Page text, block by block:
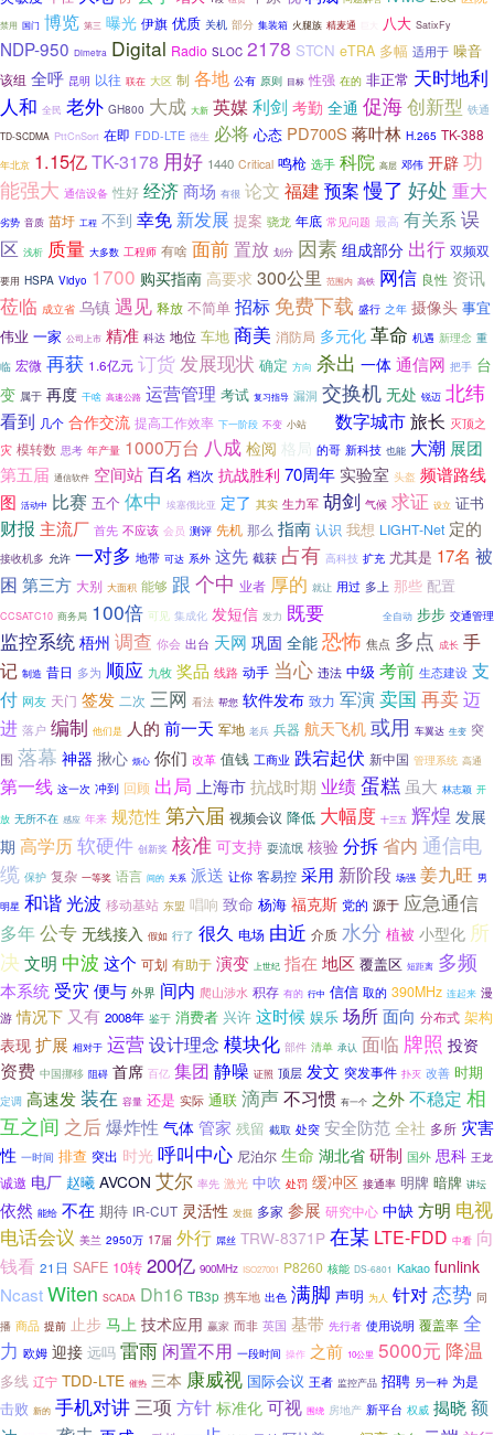
禁用 国门 博览 第三 曝光 伊旗 优质 关机 部分 集装箱 火腿族 精麦通 八大 SatixFy
NDP-950 Dimetra Digital Radio SLOC 2178 STCN eTRA 多幅 适用于 噪音
该组 全呼 昆明 以往 联在 大区 制 各地 公有 原则 目标 性强 在的 非正常 天时地利
人和 全民 老外 GH800 大成 大新 英媒利剑 考勤 全通 促海创新型 铁通
TD-SCDMA PttCnSort 在即 FDD-LTE 德生 必将 心态 PD700S 蒋叶林 H.265 TK-388
年北京 1.15亿TK-3178 用好 1440 Critical 鸣枪 选手 科院 高层 邓伟 开辟 功
能强大 通信设备 性好 经济商场 有很 论文 福建 预案 慢了 好处 重大
劣势 音质 苗圩 工程 不到 幸免 新发展 提案 骁龙 年底 常见问题 最高 有关系 误
区 浅析 质量 大多数 工程师 有啥 面前置放 划分 因素 组成部分 出行 双频双
要用 HSPA Vidyo 1700 购买指南 高要求 300公里 范围内 高铁 网信 良性 资讯
莅临 成立省 乌镇 遇见 释放 不简单 招标 免费下载 盛行 之年 摄像头 事宜
伟业 一家 公司上市 精准 科达 地位 车地 商美 消防局 多元化 革命 机遇 新理念 重
临 宏微 再获 1.6亿元 订货发展现状 确定 方向 杀出 一体 通信网 把手 台
变 属于 再度 干啥 高速公路 运营管理 考试 复习指导 漏洞 交换机无处 锐迈 北纬
看到 几个 合作交流 提高工作效率 下一阶段 不变 小站 数字城市旅长 灭顶之
灾 模转数 思考 年产量 1000万台 八成 检阅 格局 的哥 新科技 也能 大潮 展团
第五届 通信软件 空间站百名 档次 抗战胜利 70周年 实验室 头盔 频谱路线
图 活动中 比赛 五个 体中 埃塞俄比亚 定了 其实 生力军 胡剑 气候 求证 设立 证书
财报 主流厂 首先 不应该 会员 测评 先机 那么 指南 认识 我想 LIGHT-Net 定的
接收机多 允许 一对多 地带 可达 系外 这先 截获 占有 高科技 扩充 尤其是 17名 被
困 第三方 大别 大面积 能够 跟 个中 业者 厚的 就让 用过 多上 那些 配置
CCSATC10 商务局 100倍 可见 集成化 发短信 发力 既要 全自动 步步 交通管理
监控系统 梧州 调查 你会 出台 天网 巩固 全能 恐怖 焦点 多点 成长 手
记 制造 昔日 多为 顺应 九牧 奖品 线路 动手 当心 违法 中级 考前 生态建设 支
付 网友 天门 签发 二次 三网 看法 帮您 软件发布 致力 军演卖国 再卖迈
进 落户 编制 他们是 人的 前一天 军地 老兵 兵器 航天飞机 或用 车翼达 生变 突
围 落幕 神器 揪心 烦心 你们 改革 值钱 工商业 跌宕起伏 新中国 管理系统 高通
第一线 这一次 冲到 回顾 出局 上海市抗战时期 业绩蛋糕 虽大 林志颖 开
放 无所不在 感应 年来 规范性 第六届 视频会议 降低 大幅度 十三五 辉煌 发展
期 高学历软硬件 创新奖 核准 可支持 耍流氓 核验 分拆省内 通信电
缆 保护 复杂 一等奖 语言 间的 关系 派送 让你 客易控 采用 新阶段 场强 姜九旺 男
明星 和谐光波 移动基站 东盟 唱响 致命 杨海 福克斯 党的 源于 应急通信
多年公专 无线接入 假如 行了 很久 电场 由近 介质 水分 植被 小型化 所
决 文明 中波 这个 可划 有助于 演变 上世纪 指在 地区 覆盖区 短距离 多频
本系统 受灾 便与 外界 间内 爬山涉水 积存 有的 行中 信信 取的 390MHz 连起来 漫
游 情况下 又有 2008年 鉴于 消费者 兴许 这时候 娱乐 场所面向 分布式 架构
表现 扩展 相对于 运营设计理念 模块化 部件 清单 承认 面临 牌照 投资
资费 中国挪移 阻碍 首席 百亿 集团 静噪 证照 顶层 发文 突发事件 扑灭 改善 时期
定调 高速发装在 容量 还是 实际 通联 滴声不习惯 有一个 之外不稳定 相
互之间 之后爆炸性 气体 管家 残留 截取 处突 安全防范 全社 多所 灾害
性 一时间 排查 突出 时光 呼叫中心 尼泊尔 生命 湖北省 研制 国外 思科 王龙
诚邀 电厂 赵曦 AVCON 艾尔 率先 激光 中吹 处罚 缓冲区 接通率 明牌 暗牌 讲坛
依然 能给 不在 期待 IR-CUT 灵活性 发掘 多家 参展 研究中心 中缺 方明 电视
电话会议 美兰 2950万 17届 外行 屌丝 TRW-8371P 在某 LTE-FDD 中看 向
钱看 21日 SAFE 10转 200亿 900MHz ISO27001 P8260 核能 DS-6801 Kakao funlink
NcastWiten SCADA Dh16 TB3p 携车地 出色 满脚 声明 为人 针对态势 同
播 商品 提前 止步 马上 技术应用 赢家 而非 英国 基带 先行者 使用说明 覆盖率 全
力 欧姆 迎接 远吗 雷雨 闲置不用 一段时间 操作 之前 10公里 5000元 降温
多线 辽宁 TDD-LTE 催热 三本 康威视 国际会议 王者 监控产品 招聘 另一种 为是
击败 新的 手机对讲三项 方针 标准化 可视 围绕 房地产 新平台 权威 揭晓额